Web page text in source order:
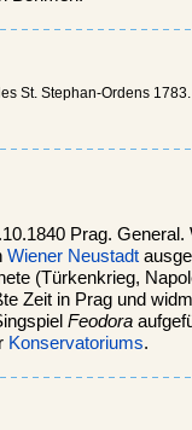
St. Stephan-Ordens 1783.
Prag.
Wiener Neustadt
(Türkenkrieg,
Zeit in Prag und
Feodora
Konservatoriums.